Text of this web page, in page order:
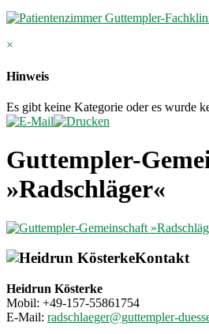
×
Hinweis
Es gibt keine Kategorie oder es wurde
Guttempler-
»Radschläger«
Kontakt
Heidrun Kösterke
Mobil: +49-157-55861754
E-Mail: